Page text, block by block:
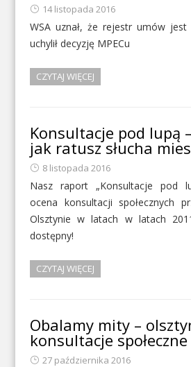
14 listopada 2016
WSA uznał, że rejestr umów
uchylił decyzję MPECu
CZYTAJ WIĘCEJ
Konsultacje pod lupą
jak ratusz słucha
8 listopada 2016
Nasz raport „Konsultacje pod
ocena konsultacji społecznych
Olsztynie w latach w latach
dostępny!
CZYTAJ WIĘCEJ
Obalamy mity –
konsultacje społeczne
27 października 2016